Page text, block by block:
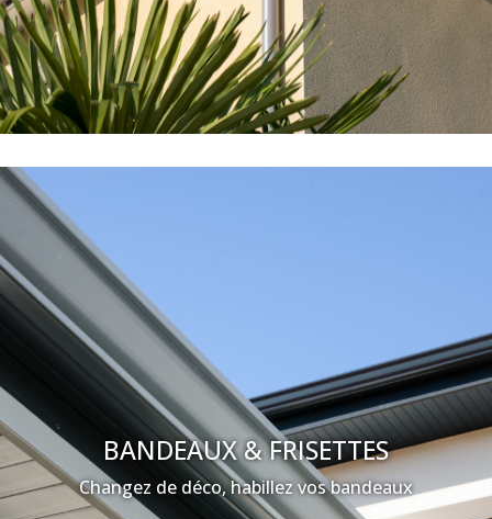
BANDEAUX & FRISETTES
Changez de déco, habillez vos bandeaux